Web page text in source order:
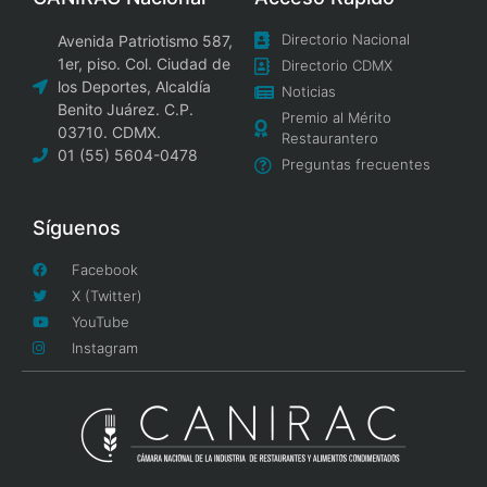
1er, piso. Col. Ciudad de
los Deportes, Alcaldía
Benito Juárez. C.P.
03710. CDMX.
01 (55) 5604-0478
Directorio Nacional
Directorio CDMX
Noticias
Premio al Mérito
Restaurantero
Preguntas frecuentes
X (Twitter)
YouTube
Instagram